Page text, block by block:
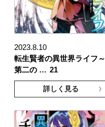
2023.8.10
転生賢者の異世界ライフ～
第二の … 21
詳しく見る